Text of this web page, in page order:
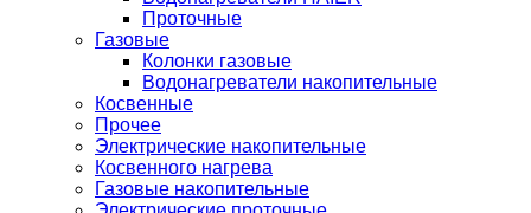
Проточные
Газовые
Колонки газовые
Водонагреватели накопительные
Косвенные
Прочее
Электрические накопительные
Косвенного нагрева
Газовые накопительные